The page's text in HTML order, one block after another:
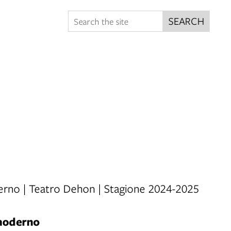
SEARCH
| Teatro Dehon | Stagione 2024-2025